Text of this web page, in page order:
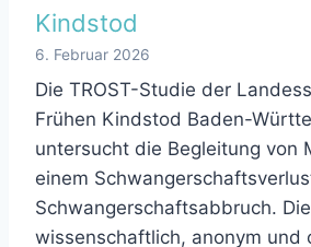
Kindstod
6. Februar 2026
Die TROST-Studie der
Frühen Kindstod Baden-
untersucht die Begleitung von
einem
Schwangerschaftsabbruch.
wissenschaftlich, anonym und